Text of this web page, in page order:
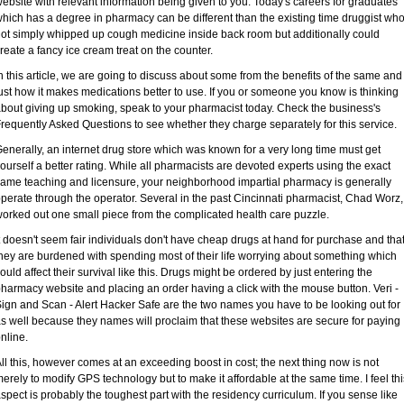
has a degree in pharmacy can be different than the existing time druggist who
simply whipped up cough medicine inside back room but additionally could
a fancy ice cream treat on the counter.
this article, we are going to discuss about some from the benefits of the same and
how it makes medications better to use. If you or someone you know is thinking
giving up smoking, speak to your pharmacist today. Check the business's
Asked Questions to see whether they charge separately for this service.
an internet drug store which was known for a very long time must get
a better rating. While all pharmacists are devoted experts using the exact
teaching and licensure, your neighborhood impartial pharmacy is generally
through the operator. Several in the past Cincinnati pharmacist, Chad Worz,
out one small piece from the complicated health care puzzle.
doesn't seem fair individuals don't have cheap drugs at hand for purchase and that
are burdened with spending most of their life worrying about something which
affect their survival like this. Drugs might be ordered by just entering the
website and placing an order having a click with the mouse button. Veri -
and Scan - Alert Hacker Safe are the two names you have to be looking out for
well because they names will proclaim that these websites are secure for paying
this, however comes at an exceeding boost in cost; the next thing now is not
to modify GPS technology but to make it affordable at the same time. I feel
is probably the toughest part with the residency curriculum. If you sense like